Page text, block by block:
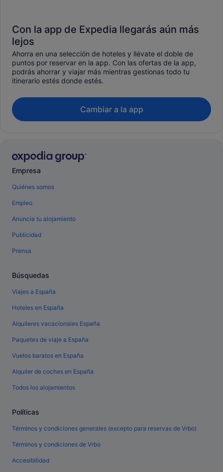
Con la app de Expedia llegarás aún más
lejos
Ahorra en una selección de hoteles y llévate el doble de
puntos por reservar en la app. Con las ofertas de la app,
podrás ahorrar y viajar más mientras gestionas todo tu
itinerario estés donde estés.
Cambiar a la app
Empresa
Quiénes somos
Empleo
Anuncia tu alojamiento
Publicidad
Prensa
Búsquedas
Viajes a España
Hoteles en España
Alquileres vacacionales España
Paquetes de viaje a España
Vuelos baratos en España
Alquiler de coches en España
Todos los alojamientos
Políticas
Términos y condiciones generales (excepto para reservas de Vrbo)
Términos y condiciones de Vrbo
Accesibilidad